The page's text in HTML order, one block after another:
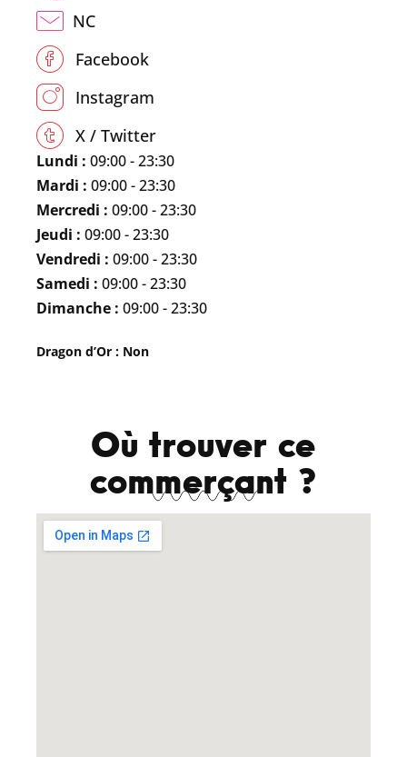
NC
Facebook
Instagram
X / Twitter
Lundi : 09:00 - 23:30
Mardi : 09:00 - 23:30
Mercredi : 09:00 - 23:30
Jeudi : 09:00 - 23:30
Vendredi : 09:00 - 23:30
Samedi : 09:00 - 23:30
Dimanche : 09:00 - 23:30
Dragon d’Or : Non
Où trouver ce
commerçant ?